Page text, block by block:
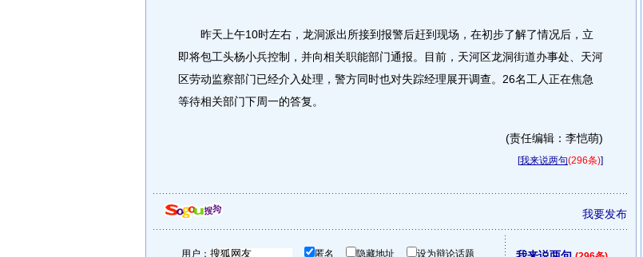
昨天上午10时左右，龙洞派出所接到报警后赶到现场，在初步了解了情况后，立
即将包工头杨小兵控制，并向相关职能部门通报。目前，天河区龙洞街道办事处、天河
区劳动监察部门已经介入处理，警方同时也对失踪经理展开调查。26名工人正在焦急
等待相关部门下周一的答复。
(责任编辑：李恺萌)
[我来说两句(296条)]
我要发布
用户： 匿名 隐藏地址 设为辩论话题